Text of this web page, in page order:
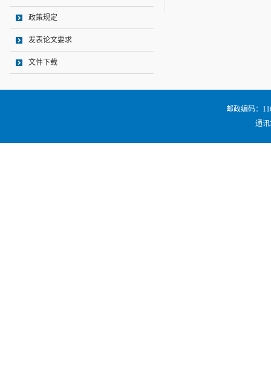
政策规定
发表论文要求
文件下载
邮政编码：
通